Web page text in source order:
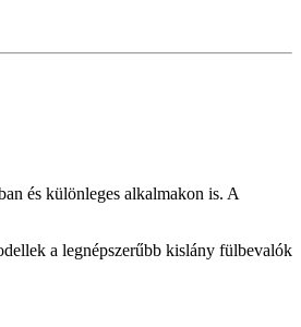
és különleges alkalmakon is. A
a legnépszerűbb kislány fülbevalók